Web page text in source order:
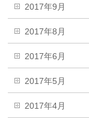
2017年9月
2017年8月
2017年6月
2017年5月
2017年4月